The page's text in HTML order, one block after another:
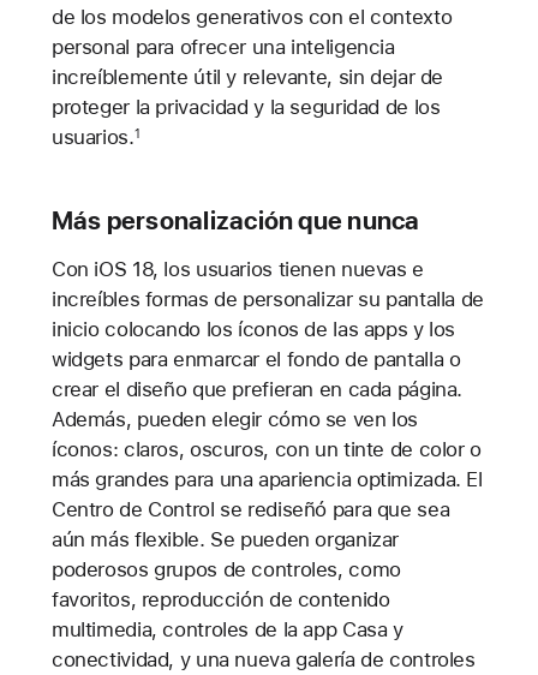
de los modelos generativos con el contexto
personal para ofrecer una inteligencia
increíblemente útil y relevante, sin dejar de
proteger la privacidad y la seguridad de los
usuarios.1
Más personalización que nunca
Con iOS 18, los usuarios tienen nuevas e
increíbles formas de personalizar su pantalla de
inicio colocando los íconos de las apps y los
widgets para enmarcar el fondo de pantalla o
crear el diseño que prefieran en cada página.
Además, pueden elegir cómo se ven los
íconos: claros, oscuros, con un tinte de color o
más grandes para una apariencia optimizada. El
Centro de Control se rediseñó para que sea
aún más flexible. Se pueden organizar
poderosos grupos de controles, como
favoritos, reproducción de contenido
multimedia, controles de la app Casa y
conectividad, y una nueva galería de controles